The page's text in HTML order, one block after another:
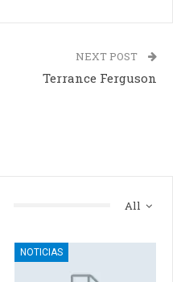
NEXT POST
Terrance Ferguson
All
NOTICIAS